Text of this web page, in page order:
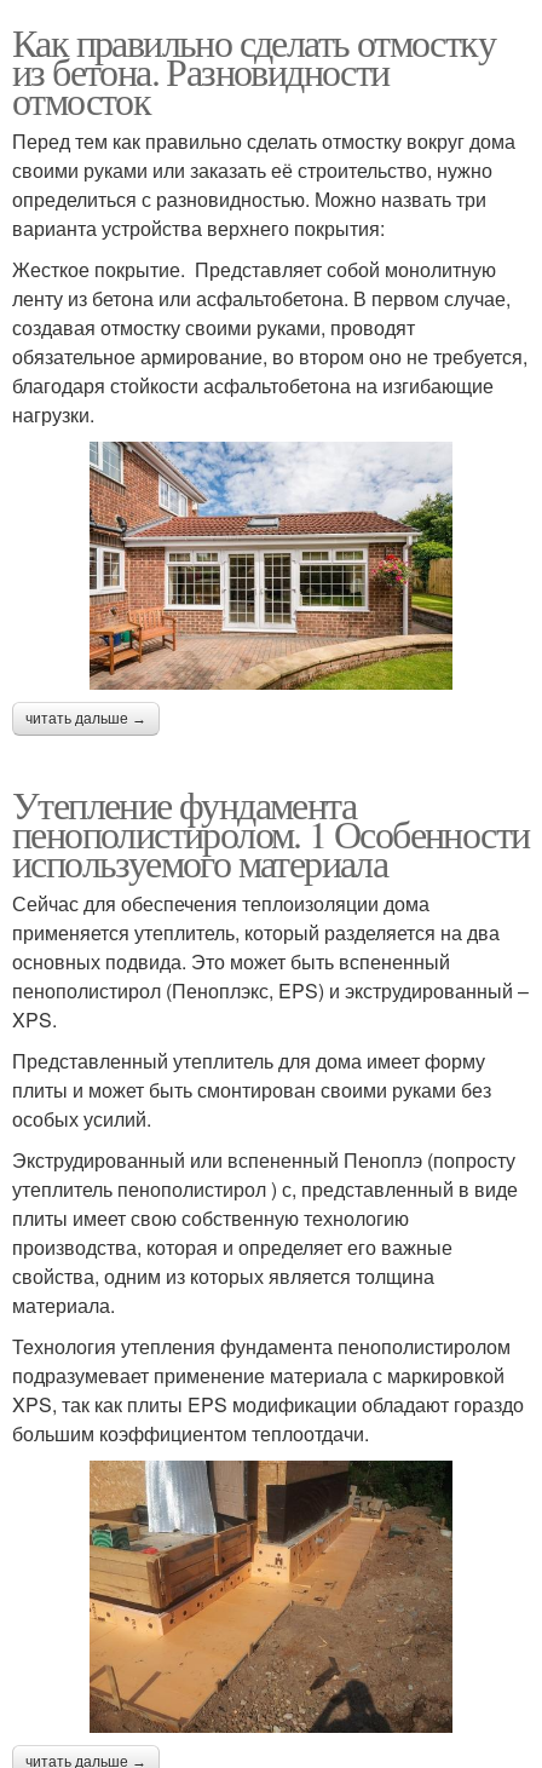
Как правильно сделать отмостку
из бетона. Разновидности
отмосток
Перед тем как правильно сделать отмостку вокруг дома
своими руками или заказать её строительство, нужно
определиться с разновидностью. Можно назвать три
варианта устройства верхнего покрытия:
Жесткое покрытие. Представляет собой монолитную
ленту из бетона или асфальтобетона. В первом случае,
создавая отмостку своими руками, проводят
обязательное армирование, во втором оно не требуется,
благодаря стойкости асфальтобетона на изгибающие
нагрузки.
читать дальше →
Утепление фундамента
пенополистиролом. 1 Особенности
используемого материала
Сейчас для обеспечения теплоизоляции дома
применяется утеплитель, который разделяется на два
основных подвида. Это может быть вспененный
пенополистирол (Пеноплэкс, EPS) и экструдированный –
XPS.
Представленный утеплитель для дома имеет форму
плиты и может быть смонтирован своими руками без
особых усилий.
Экструдированный или вспененный Пеноплэ (попросту
утеплитель пенополистирол ) с, представленный в виде
плиты имеет свою собственную технологию
производства, которая и определяет его важные
свойства, одним из которых является толщина
материала.
Технология утепления фундамента пенополистиролом
подразумевает применение материала с маркировкой
XPS, так как плиты EPS модификации обладают гораздо
большим коэффициентом теплоотдачи.
читать дальше →